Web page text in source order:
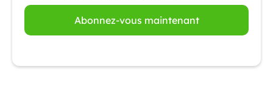
Abonnez-vous maintenant